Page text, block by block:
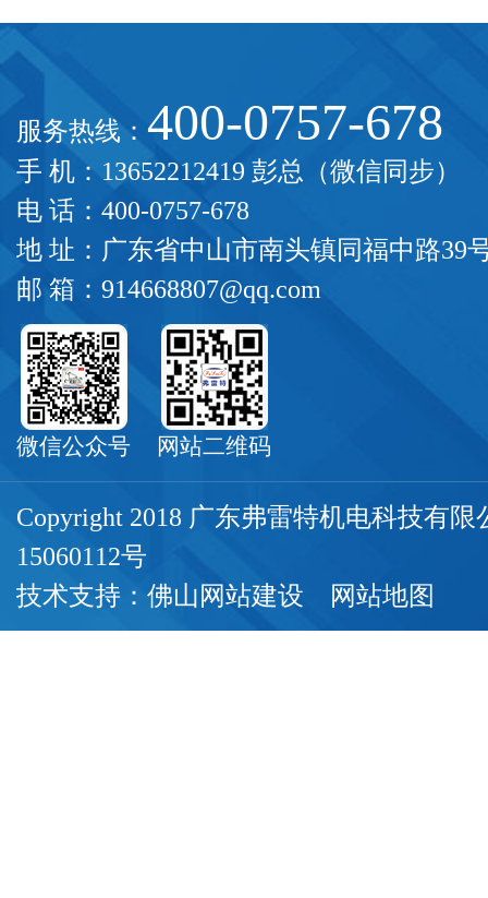
服务热线： 400-0757-678
手 机：13652212419 彭总（微信同步）
电 话：400-0757-678
地 址：广东省中山市南头镇同福中路39
邮 箱：914668807@qq.com
微信公众号 网站二维码
Copyright 2018 广东弗雷特机电科技有
15060112号
技术支持： 佛山网站建设 网站地图